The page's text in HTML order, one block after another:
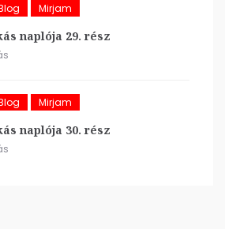
Mirjam
naplója 29. rész
Mirjam
naplója 30. rész